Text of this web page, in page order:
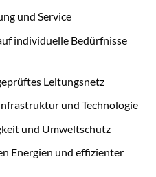
und Service
individuelle Bedürfnisse
Leitungsnetz
und Technologie
und Umweltschutz
Energien und effizienter